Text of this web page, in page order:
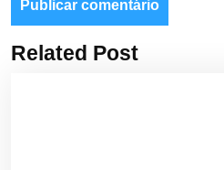
Related Post